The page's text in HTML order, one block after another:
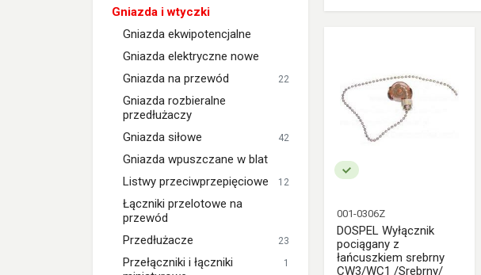
Gniazda i wtyczki
Gniazda ekwipotencjalne
Gniazda elektryczne nowe
Gniazda na przewód
22
Gniazda rozbieralne
przedłużaczy
Gniazda siłowe
42
Gniazda wpuszczane w blat
Listwy przeciwprzepięciowe
12
Łączniki przelotowe na
przewód
Przedłużacze
23
Przełączniki i łączniki
1
001-0306Z
DOSPEL Wyłącznik
pociągany z
łańcuszkiem srebrny
CW3/WC1 /Srebrny/